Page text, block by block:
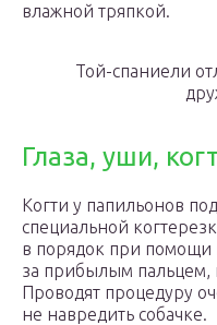
влажной тряпкой.
Той-спаниели
Глаза, уши,
Когти у папильонов
специальной
в порядок при помощи
за прибылым пальцем,
Проводят процедуру
не навредить собачке.